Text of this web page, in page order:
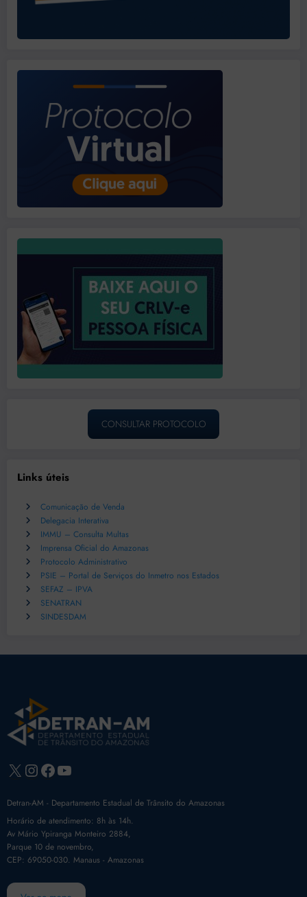
CONSULTAR PROTOCOLO
Links úteis
Comunicação de Venda
Delegacia Interativa
IMMU – Consulta Multas
Imprensa Oficial do Amazonas
Protocolo Administrativo
PSIE – Portal de Serviços do Inmetro nos Estados
SEFAZ – IPVA
SENATRAN
SINDESDAM
X Instagram
Facebook
Youtube
Detran-AM - Departamento Estadual de Trânsito do Amazonas
Horário de atendimento: 8h às 14h.
Av Mário Ypiranga Monteiro 2884,
Parque 10 de novembro,
CEP: 69050-030. Manaus - Amazonas